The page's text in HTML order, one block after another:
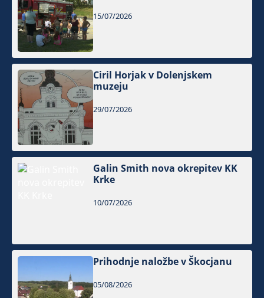
15/07/2026
Ciril Horjak v Dolenjskem
muzeju
29/07/2026
Galin Smith nova okrepitev KK
Krke
10/07/2026
Prihodnje naložbe v Škocjanu
05/08/2026